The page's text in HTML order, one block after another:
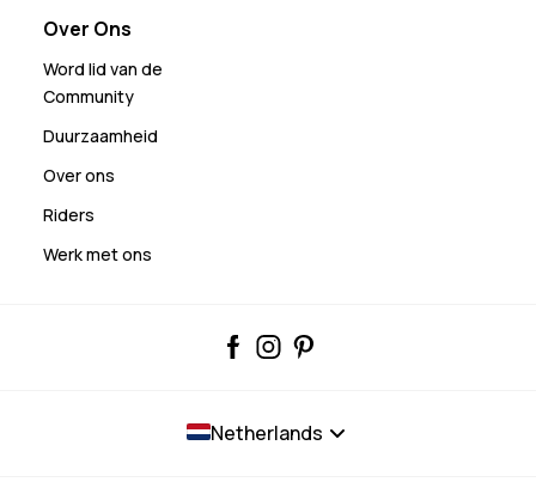
Over Ons
Word lid van de
Community
Duurzaamheid
Over ons
Riders
Werk met ons
Netherlands